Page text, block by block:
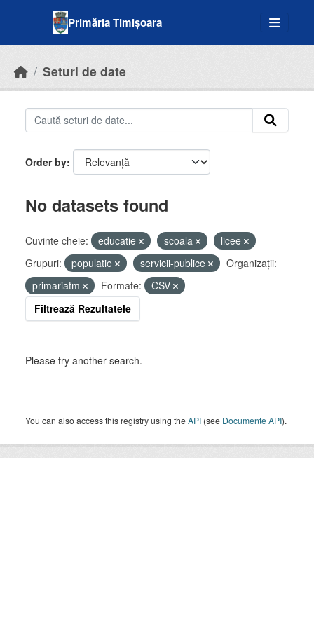
Primăria Timișoara
Seturi de date
Order by
No datasets found
Cuvinte cheie: educatie scoala
licee
Grupuri:
populatie servicii-publice
Organizații:
primariatm
Formate:
CSV
Filtrează Rezultatele
Please try another search.
You can also access this registry using theAPI (see Documente API).